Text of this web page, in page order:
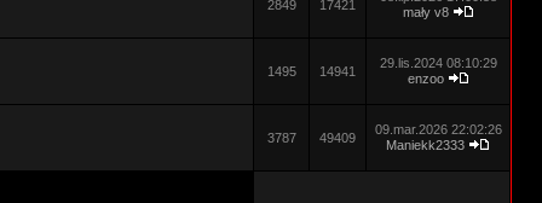
2849 17421
mały v8
1495 14941
29.lis.2024 08:10:29
enzoo
3787 49409
09.mar.2026 22:02:26
Maniekk2333